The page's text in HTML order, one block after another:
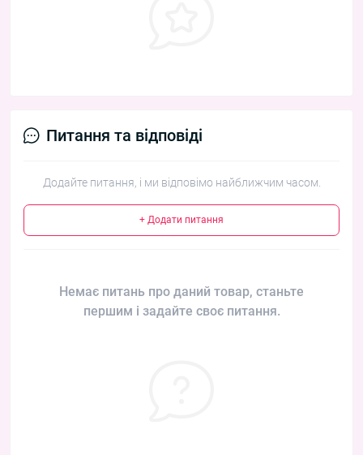
Питання та відповіді
Додайте питання, і ми відповімо найближчим часом.
+ Додати питання
Немає питань про даний товар, станьте
першим і задайте своє питання.